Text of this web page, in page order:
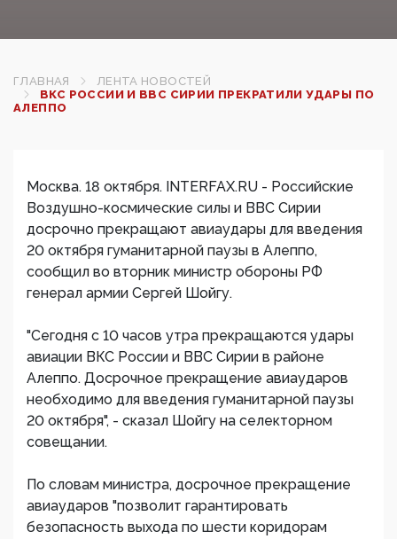
ГЛАВНАЯ
ЛЕНТА НОВОСТЕЙ
ВКС РОССИИ И ВВС СИРИИ ПРЕКРАТИЛИ УДАРЫ ПО
АЛЕППО
Москва. 18 октября. INTERFAX.RU - Российские
Воздушно-космические силы и ВВС Сирии
досрочно прекращают авиаудары для введения
20 октября гуманитарной паузы в Алеппо,
сообщил во вторник министр обороны РФ
генерал армии Сергей Шойгу.
"Сегодня с 10 часов утра прекращаются удары
авиации ВКС России и ВВС Сирии в районе
Алеппо. Досрочное прекращение авиаударов
необходимо для введения гуманитарной паузы
20 октября", - сказал Шойгу на селекторном
совещании.
По словам министра, досрочное прекращение
авиаударов "позволит гарантировать
безопасность выхода по шести коридорам